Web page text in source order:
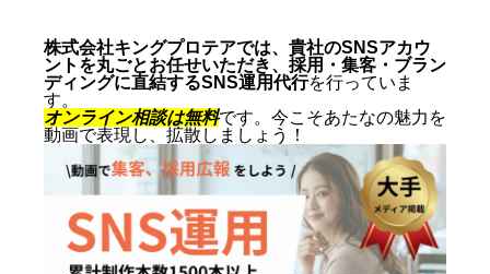
市生まれ。10代からSNSマーケテ
ィングの最前線に立ち、ショート
動画を軸にした集客・ブランディ
ングを専門とする。SNS運用代行
およびショート動画制作では累計
1,500本以上を手がけ、再生され
る動画の型と、フォロワーを「指
名・来店・売上」へ変える設計に
株式会社キングプロテアでは、貴社のSNSアカウ
ントを丸ごとお任せいただき、採用・集客・ブラン
ディングに直結するSNS運用代行を行っていま
す。
オンライン相談は無料です。今こそあたなの魅力を
動画で表現し、拡散しましょう！